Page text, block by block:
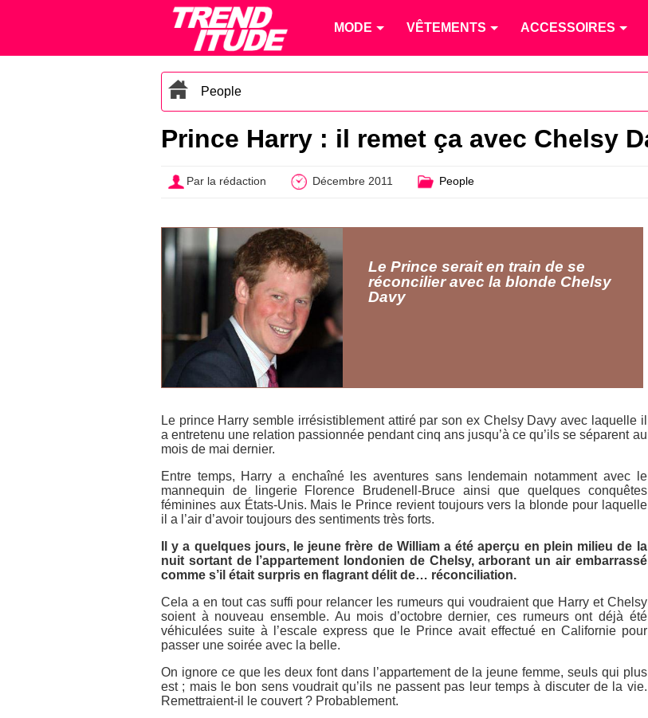
MODE VÊTEMENTS ACCESSOIRES
People
Prince Harry : il remet ça avec Chelsy
Par la rédaction Décembre 2011 People
Le Prince serait en train de se
réconcilier avec la blonde Chelsy
Davy
Le prince Harry semble irrésistiblement attiré par son ex Chelsy Davy avec laquelle il
a entretenu une relation passionnée pendant cinq ans jusqu’à ce qu’ils se séparent au
mois de mai dernier.
Entre temps, Harry a enchaîné les aventures sans lendemain notamment avec le
mannequin de lingerie Florence Brudenell-Bruce ainsi que quelques conquêtes
féminines aux États-Unis. Mais le Prince revient toujours vers la blonde pour laquelle
il a l’air d’avoir toujours des sentiments très forts.
Il y a quelques jours, le jeune frère de William a été aperçu en plein milieu de la
nuit sortant de l’appartement londonien de Chelsy, arborant un air embarrassé
comme s’il était surpris en flagrant délit de… réconciliation.
Cela a en tout cas suffi pour relancer les rumeurs qui voudraient que Harry et Chelsy
soient à nouveau ensemble. Au mois d’octobre dernier, ces rumeurs ont déjà été
véhiculées suite à l’escale express que le Prince avait effectué en Californie pour
passer une soirée avec la belle.
On ignore ce que les deux font dans l’appartement de la jeune femme, seuls qui plus
est ; mais le bon sens voudrait qu’ils ne passent pas leur temps à discuter de la vie.
Remettraient-il le couvert ? Probablement.